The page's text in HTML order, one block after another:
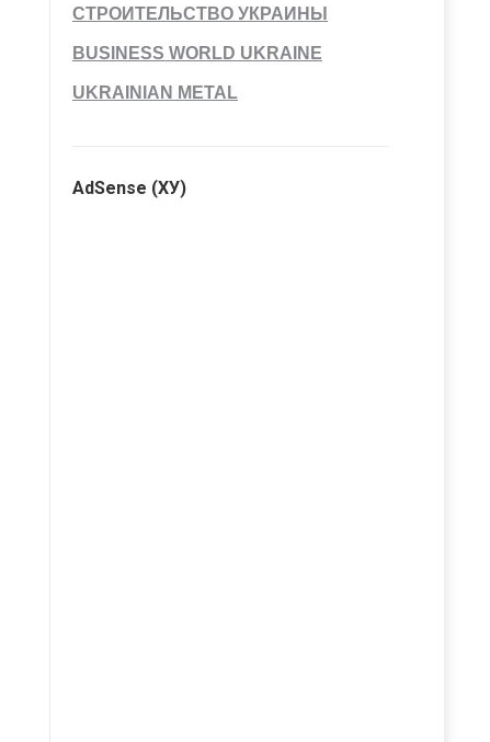
СТРОИТЕЛЬСТВО УКРАИНЫ
BUSINESS WORLD UKRAINE
UKRAINIAN METAL
AdSense (ХУ)